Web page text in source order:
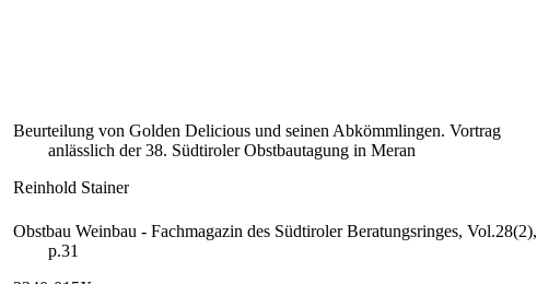
Beurteilung von Golden Delicious und seinen Abkömmlingen. Vortrag
anlässlich der 38. Südtiroler Obstbautagung in Meran
Reinhold Stainer
Obstbau Weinbau - Fachmagazin des Südtiroler Beratungsringes, Vol.28(2),
p.31